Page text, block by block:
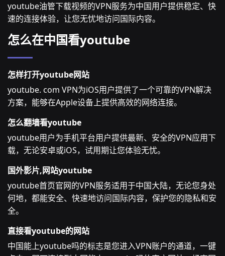
youtube油管下载视频的VPN服务为中国用户提供稳定、快
速的连接体验，让您无忧地访问国际内容。
怎么在中国看youtube
怎样打开youtube网站
youtube. com VPN为iOS用户提供了一个可靠的VPN解决
方案，能够在Apple设备上提供高效的网络连接。
怎么翻墙看youtube
youtube用户为手机平台用户提供最新、安全的VPN应用下
载，无论安卓或iOS，试用期让您体验无忧。
国外影片,网站youtube
youtube首页官网的VPN服务适用于中国大陆，无论您身处
何地，都能安全、快速地访问国际内容，保护您的隐私和安
全。
直接看youtube的网站
中国能上youtube吗的标志是您进入VPN账户的通道，一键